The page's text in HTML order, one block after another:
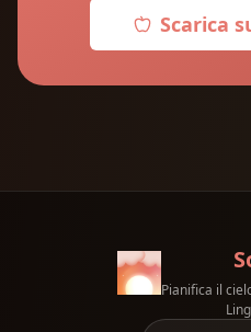
Scarica
Pianifica il